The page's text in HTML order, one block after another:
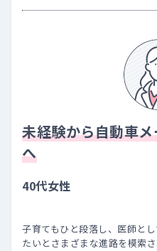
未経験から自動車
へ
40代女性
子育てもひと段落し、医師と
たいとさまざまな進路を模索さ